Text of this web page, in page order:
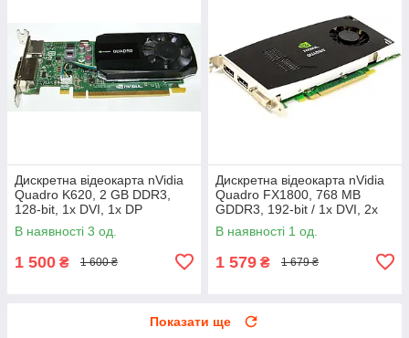
Дискретна відеокарта nVidia
Quadro K620, 2 GB DDR3,
128-bit, 1x DVI, 1x DP
В наявності 3 од.
1 500 ₴ 1 600 ₴
Дискретна відеокарта nVidia
Quadro FX1800, 768 MB
GDDR3, 192-bit / 1x DVI, 2x
DisplayPort
В наявності 1 од.
1 579 ₴ 1 679 ₴
Показати ще